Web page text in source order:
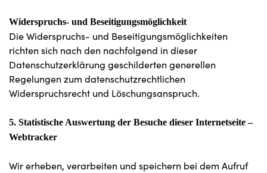
Widerspruchs- und Beseitigungsmöglichkeit
Die Widerspruchs- und Beseitigungsmöglichkeiten
richten sich nach den nachfolgend in dieser
Datenschutzerklärung geschilderten generellen
Regelungen zum datenschutzrechtlichen
Widerspruchsrecht und Löschungsanspruch.
5. Statistische Auswertung der Besuche dieser Internetseite –
Webtracker
Wir erheben, verarbeiten und speichern bei dem Aufruf